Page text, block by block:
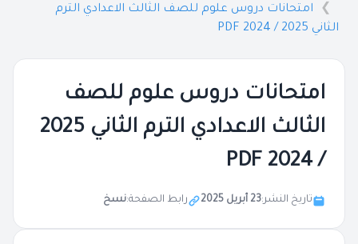
امتحانات دروس علوم للصف الثالث الاعدادي الترم
الثاني 2025 / 2024 PDF
امتحانات دروس علوم للصف
الثالث الاعدادي الترم الثاني 2025
/ 2024 PDF
تاريخ النشر:23 أبريل 2025 رابط الصفحة:نسخ